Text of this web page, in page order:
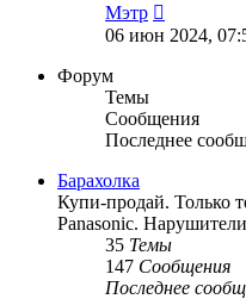
Мэтр
к
06 июн 2024,
Форум
Темы
Сообщения
Последнее
Барахолка
Купи-продай. Только
Panasonic.
35 Темы
147 Сообщения
Последнее